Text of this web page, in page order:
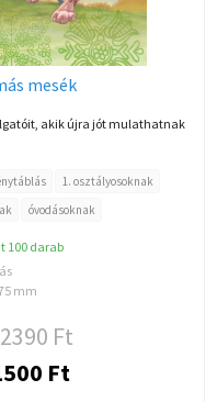
mesék
akik újra jót mulathatnak
1. osztályosoknak
óvodásoknak
100 darab
mm
2390 Ft
Ft